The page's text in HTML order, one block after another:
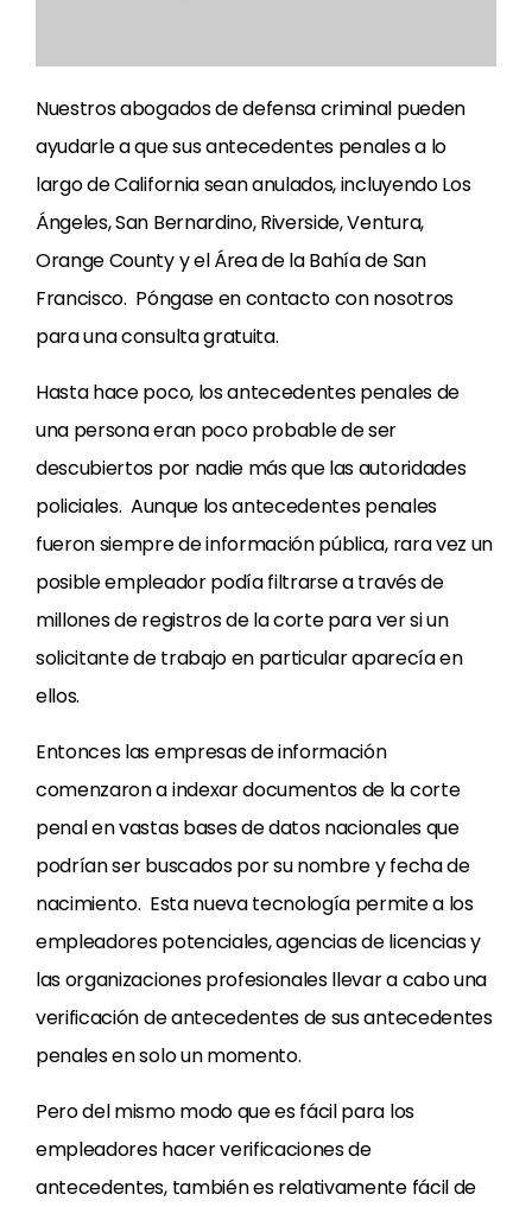
Nuestros abogados de defensa criminal pueden
ayudarle a que sus antecedentes penales a lo
largo de California sean anulados, incluyendo Los
Ángeles, San Bernardino, Riverside, Ventura,
Orange County y el Área de la Bahía de San
Francisco. Póngase en contacto con nosotros
para una consulta gratuita.
Hasta hace poco, los antecedentes penales de
una persona eran poco probable de ser
descubiertos por nadie más que las autoridades
policiales. Aunque los antecedentes penales
fueron siempre de información pública, rara vez un
posible empleador podía filtrarse a través de
millones de registros de la corte para ver si un
solicitante de trabajo en particular aparecía en
ellos.
Entonces las empresas de información
comenzaron a indexar documentos de la corte
penal en vastas bases de datos nacionales que
podrían ser buscados por su nombre y fecha de
nacimiento. Esta nueva tecnología permite a los
empleadores potenciales, agencias de licencias y
las organizaciones profesionales llevar a cabo una
verificación de antecedentes de sus antecedentes
penales en solo un momento.
Pero del mismo modo que es fácil para los
empleadores hacer verificaciones de
antecedentes, también es relativamente fácil de